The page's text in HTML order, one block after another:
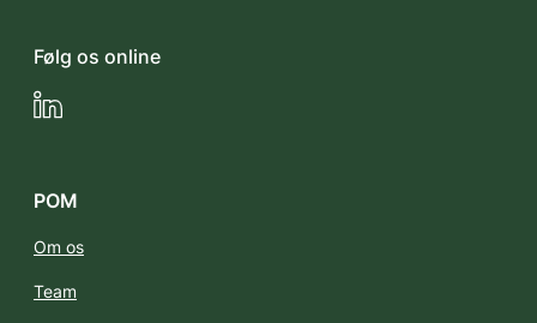
Følg os online
LinkedIn
POM
Om os
Team